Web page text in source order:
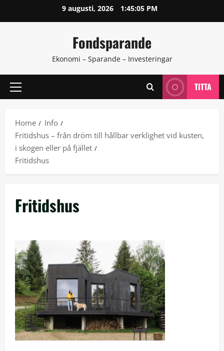
to
9 augusti, 2026 1:45:06 PM
Fondsparande
Ekonomi – Sparande – Investeringar
Primary
TITTA
Home
Info
Fritidshus – från dröm till hållbar verklighet vid kusten,
i skogen eller på fjället
Fritidshus
Fritidshus